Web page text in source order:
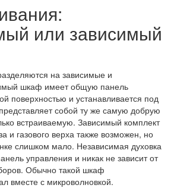
или зависимый
на зависимые и
шкаф имеет общую панель
поверхностью и устанавливается под
собой ту же самую добрую
встраиваемую. Зависимый комплект
и газового верха также возможен, но
слишком мало. Независимая духовка
управления и никак не зависит от
Обычно такой шкаф
вместе с микроволновкой.